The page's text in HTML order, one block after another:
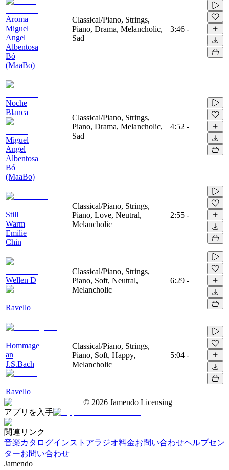
Aroma
Miguel
Angel
Albentosa
Bó
(MaaBo)
Classical/Piano, Strings,
Piano, Drama, Melancholic,
Sad
3:46 -
Noche
Blanca
Miguel
Angel
Albentosa
Bó
(MaaBo)
Classical/Piano, Strings,
Piano, Drama, Melancholic,
Sad
4:52 -
Still
Warm
Emilie
Chin
Classical/Piano, Strings,
Piano, Love, Neutral,
Melancholic
2:55 -
Wellen D
Ravello
Classical/Piano, Strings,
Piano, Soft, Neutral,
Melancholic
6:29 -
Hommage
an
J.S.Bach
Ravello
Classical/Piano, Strings,
Piano, Soft, Happy,
Melancholic
5:04 -
© 2026 Jamendo Licensing
アプリを入手
関連リンク
音楽カタログインストアラジオ料金お問い合わせヘルプセン
ターお問い合わせ
Jamendo